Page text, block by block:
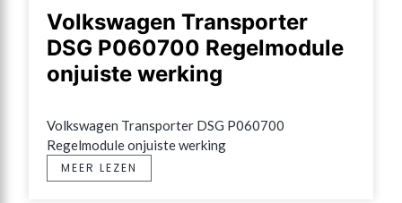
Volkswagen Transporter
DSG P060700 Regelmodule
onjuiste werking
Volkswagen Transporter DSG P060700
Regelmodule onjuiste werking
MEER LEZEN